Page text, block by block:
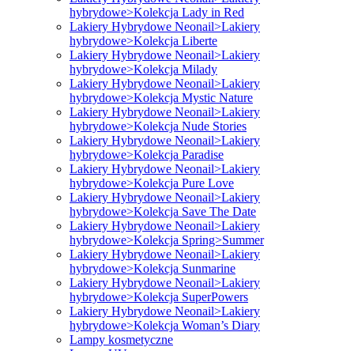
hybrydowe>Kolekcja Lady in Red
Lakiery Hybrydowe Neonail>Lakiery
hybrydowe>Kolekcja Liberte
Lakiery Hybrydowe Neonail>Lakiery
hybrydowe>Kolekcja Milady
Lakiery Hybrydowe Neonail>Lakiery
hybrydowe>Kolekcja Mystic Nature
Lakiery Hybrydowe Neonail>Lakiery
hybrydowe>Kolekcja Nude Stories
Lakiery Hybrydowe Neonail>Lakiery
hybrydowe>Kolekcja Paradise
Lakiery Hybrydowe Neonail>Lakiery
hybrydowe>Kolekcja Pure Love
Lakiery Hybrydowe Neonail>Lakiery
hybrydowe>Kolekcja Save The Date
Lakiery Hybrydowe Neonail>Lakiery
hybrydowe>Kolekcja Spring>Summer
Lakiery Hybrydowe Neonail>Lakiery
hybrydowe>Kolekcja Sunmarine
Lakiery Hybrydowe Neonail>Lakiery
hybrydowe>Kolekcja SuperPowers
Lakiery Hybrydowe Neonail>Lakiery
hybrydowe>Kolekcja Woman’s Diary
Lampy kosmetyczne